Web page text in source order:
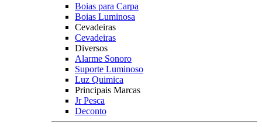
Boias para Carpa
Boias Luminosa
Cevadeiras
Cevadeiras
Diversos
Alarme Sonoro
Suporte Luminoso
Luz Quimica
Principais Marcas
Jr Pesca
Deconto